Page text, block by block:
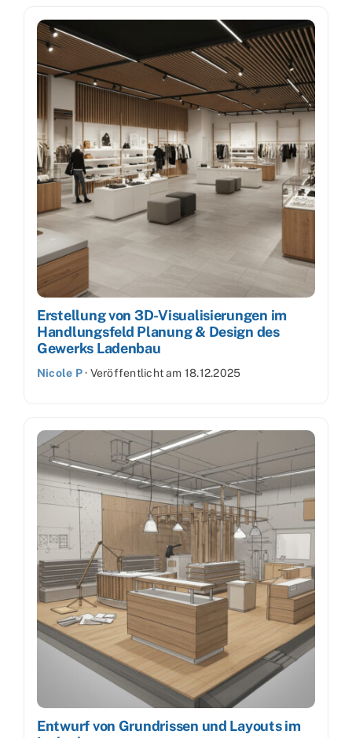
Erstellung von 3D-Visualisierungen im
Handlungsfeld Planung & Design des
Gewerks Ladenbau
Nicole P· Veröffentlicht am 18.12.2025
Entwurf von Grundrissen und Layouts im